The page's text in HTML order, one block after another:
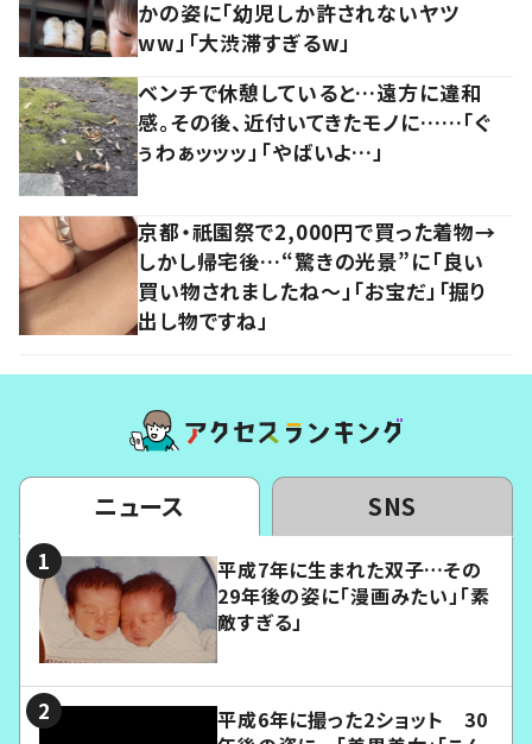
かの姿に「幼児しか許されないヤツ
ww」「大渋滞すぎるw」
ベンチで休憩していると…遠方に違和
感。その後、近付いてきたモノに……「ぐ
ぅわぁッッッ」「やばいよ…」
京都・祇園祭で2,000円で買った着物→
しかし帰宅後…“驚きの光景”に「良い
買い物されましたね～」「お宝だ」「掘り
出し物ですね」
ニュース SNS
平成7年に生まれた双子…その
29年後の姿に「漫画みたい」「素
敵すぎる」
平成6年に撮った2ショット 30